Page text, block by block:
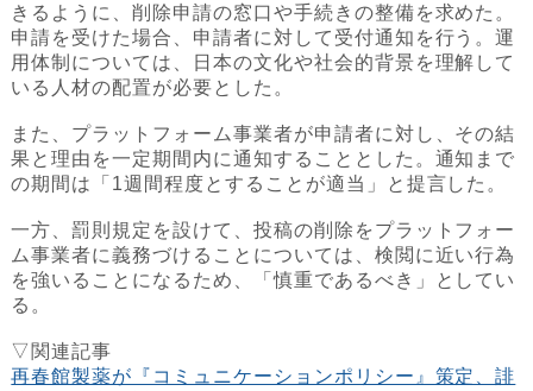
きるように、削除申請の窓口や手続きの整備を求めた。
申請を受けた場合、申請者に対して受付通知を行う。運
用体制については、日本の文化や社会的背景を理解して
いる人材の配置が必要とした。
また、プラットフォーム事業者が申請者に対し、その結
果と理由を一定期間内に通知することとした。通知まで
の期間は「1週間程度とすることが適当」と提言した。
一方、罰則規定を設けて、投稿の削除をプラットフォー
ム事業者に義務づけることについては、検閲に近い行為
を強いることになるため、「慎重であるべき」としてい
る。
▽関連記事
再春館製薬が『コミュニケーションポリシー』策定、誹